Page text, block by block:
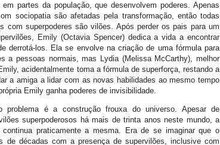
em partes da população, que desenvolvem poderes. Apenas
sociopatia são afetadas pela transformação, então todas
com superpoderes são vilões. Após perder os pais para um
Emily (Octavia Spencer) dedica a vida a encontrar
derrotá-los. Ela se envolve na criação de uma fórmula para
a pessoas normais, mas Lydia (Melissa McCarthy), melhor
acidentalmente toma a fórmula de superforça, restando a
a amiga a lidar com as novas habilidades ao mesmo tempo
Emily ganha poderes de invisibilidade.
problema é a construção frouxa do universo. Apesar de
superpoderosos há mais de trinta anos neste mundo, a
continua praticamente a mesma. Era de se imaginar que o
de décadas com a presença de supervilões, inclusive com